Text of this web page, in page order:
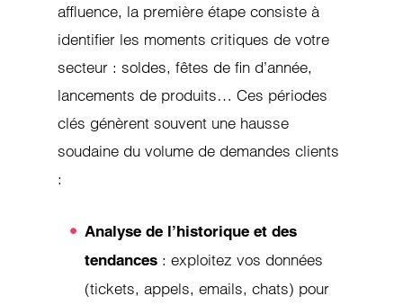
affluence, la première étape consiste à
identifier les moments critiques de votre
secteur : soldes, fêtes de fin d’année,
lancements de produits… Ces périodes
clés génèrent souvent une hausse
soudaine du volume de demandes clients
:
Analyse de l’historique et des
tendances : exploitez vos données
(tickets, appels, emails, chats) pour